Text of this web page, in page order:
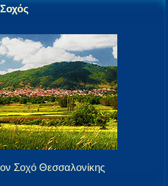
Σοχός
Σοχό Θεσσαλονίκης